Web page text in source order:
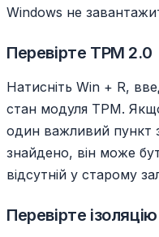
Windows не
Перевірте TPM 2.0
Натисніть Win + R,
стан модуля TPM.
один важливий пункт
знайдено, він може
відсутній у старому
Перевірте